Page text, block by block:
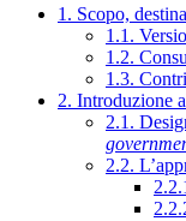
1. Scopo,
1.1.
1.2.
1.3.
2. Introduzione
2.1.
2.2.